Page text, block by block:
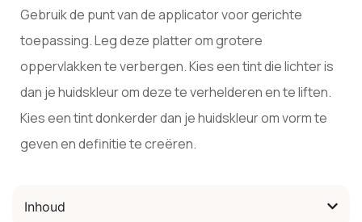
Gebruik de punt van de applicator voor gerichte
toepassing. Leg deze platter om grotere
oppervlakken te verbergen. Kies een tint die lichter is
dan je huidskleur om deze te verhelderen en te liften.
Kies een tint donkerder dan je huidskleur om vorm te
geven en definitie te creëren.
Inhoud